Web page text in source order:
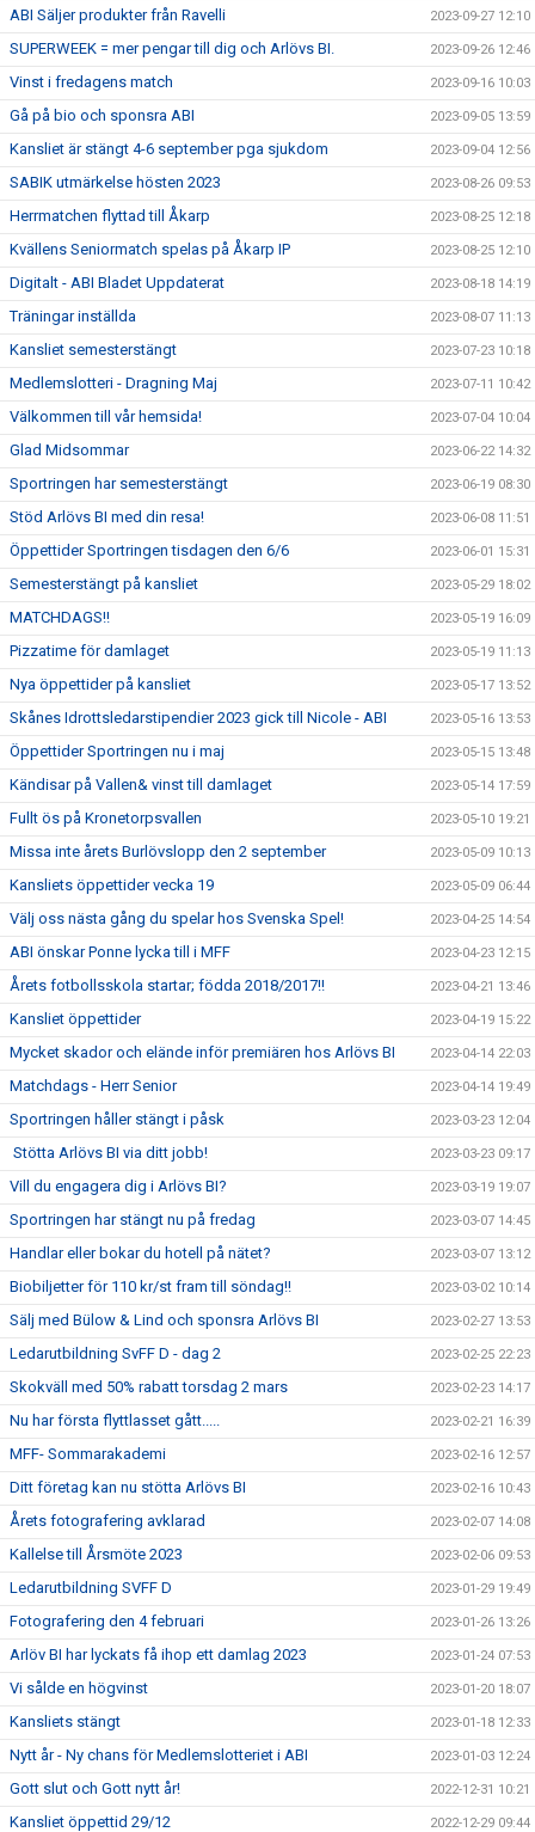
ABI Säljer produkter från Ravelli 2023-09-27 12:10
SUPERWEEK = mer pengar till dig och Arlövs BI. 2023-09-26 12:46
Vinst i fredagens match 2023-09-16 10:03
Gå på bio och sponsra ABI 2023-09-05 13:59
Kansliet är stängt 4-6 september pga sjukdom 2023-09-04 12:56
SABIK utmärkelse hösten 2023 2023-08-26 09:53
Herrmatchen flyttad till Åkarp 2023-08-25 12:18
Kvällens Seniormatch spelas på Åkarp IP 2023-08-25 12:10
Digitalt - ABI Bladet Uppdaterat 2023-08-18 14:19
Träningar inställda 2023-08-07 11:13
Kansliet semesterstängt 2023-07-23 10:18
Medlemslotteri - Dragning Maj 2023-07-11 10:42
Välkommen till vår hemsida! 2023-07-04 10:04
Glad Midsommar 2023-06-22 14:32
Sportringen har semesterstängt 2023-06-19 08:30
Stöd Arlövs BI med din resa! 2023-06-08 11:51
Öppettider Sportringen tisdagen den 6/6 2023-06-01 15:31
Semesterstängt på kansliet 2023-05-29 18:02
MATCHDAGS!! 2023-05-19 16:09
Pizzatime för damlaget 2023-05-19 11:13
Nya öppettider på kansliet 2023-05-17 13:52
Skånes Idrottsledarstipendier 2023 gick till Nicole - ABI 2023-05-16 13:53
Öppettider Sportringen nu i maj 2023-05-15 13:48
Kändisar på Vallen& vinst till damlaget 2023-05-14 17:59
Fullt ös på Kronetorpsvallen 2023-05-10 19:21
Missa inte årets Burlövslopp den 2 september 2023-05-09 10:13
Kansliets öppettider vecka 19 2023-05-09 06:44
Välj oss nästa gång du spelar hos Svenska Spel! 2023-04-25 14:54
ABI önskar Ponne lycka till i MFF 2023-04-23 12:15
Årets fotbollsskola startar; födda 2018/2017!! 2023-04-21 13:46
Kansliet öppettider 2023-04-19 15:22
Mycket skador och elände inför premiären hos Arlövs BI 2023-04-14 22:03
Matchdags - Herr Senior 2023-04-14 19:49
Sportringen håller stängt i påsk 2023-03-23 12:04
Stötta Arlövs BI via ditt jobb! 2023-03-23 09:17
Vill du engagera dig i Arlövs BI? 2023-03-19 19:07
Sportringen har stängt nu på fredag 2023-03-07 14:45
Handlar eller bokar du hotell på nätet? 2023-03-07 13:12
Biobiljetter för 110 kr/st fram till söndag!! 2023-03-02 10:14
Sälj med Bülow & Lind och sponsra Arlövs BI 2023-02-27 13:53
Ledarutbildning SvFF D - dag 2 2023-02-25 22:23
Skokväll med 50% rabatt torsdag 2 mars 2023-02-23 14:17
Nu har första flyttlasset gått..... 2023-02-21 16:39
MFF- Sommarakademi 2023-02-16 12:57
Ditt företag kan nu stötta Arlövs BI 2023-02-16 10:43
Årets fotografering avklarad 2023-02-07 14:08
Kallelse till Årsmöte 2023 2023-02-06 09:53
Ledarutbildning SVFF D 2023-01-29 19:49
Fotografering den 4 februari 2023-01-26 13:26
Arlöv BI har lyckats få ihop ett damlag 2023 2023-01-24 07:53
Vi sålde en högvinst 2023-01-20 18:07
Kansliets stängt 2023-01-18 12:33
Nytt år - Ny chans för Medlemslotteriet i ABI 2023-01-03 12:24
Gott slut och Gott nytt år! 2022-12-31 10:21
Kansliet öppettid 29/12 2022-12-29 09:44